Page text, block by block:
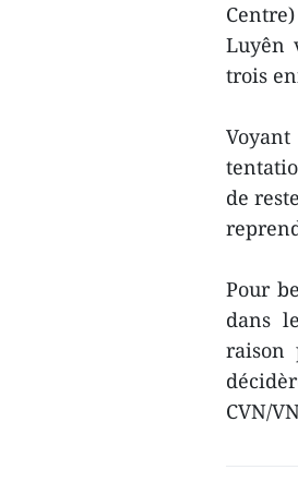
Luyên
trois
de
Pour
dans
raison
CVN/